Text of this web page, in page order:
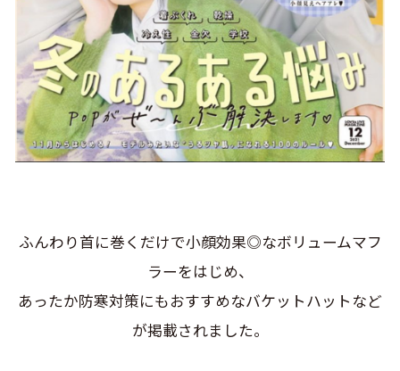
ふんわり首に巻くだけで小顔効果◎なボリュームマフ
ラーをはじめ、
あったか防寒対策にもおすすめなバケットハットなど
が掲載されました。